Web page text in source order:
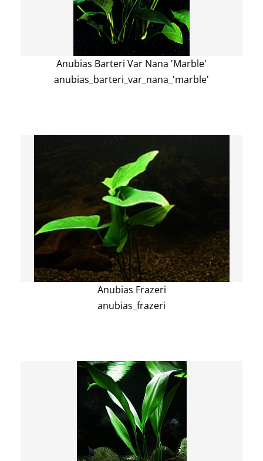
Anubias Barteri Var Nana 'Marble'
anubias_barteri_var_nana_'marble'
Anubias Frazeri
anubias_frazeri